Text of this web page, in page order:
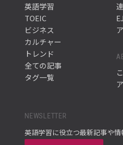
英語学習
TOEIC
ビジネス
カルチャー
トレンド
全ての記事
タグ一覧
NEWSLETTER
英語学習に役立つ最新記事や情